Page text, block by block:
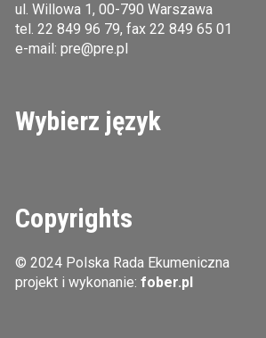
ul. Willowa 1, 00-790 Warszawa
tel. 22 849 96 79, fax 22 849 65 01
e-mail: pre@pre.pl
Wybierz język
Copyrights
© 2024 Polska Rada Ekumeniczna
projekt i wykonanie: fober.pl